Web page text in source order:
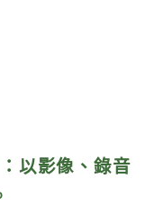
以影像、錄音